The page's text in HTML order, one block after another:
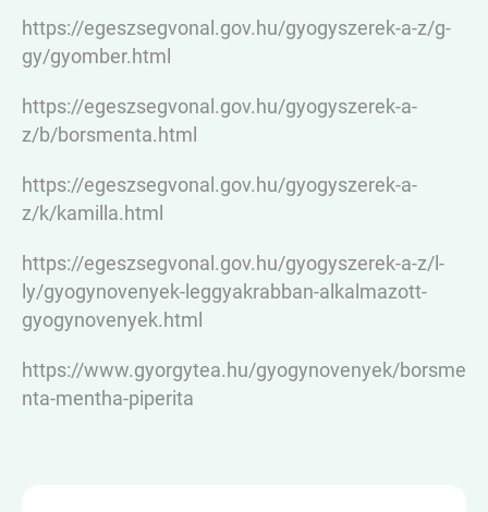
https://egeszsegvonal.gov.hu/gyogyszerek-a-z/g-
gy/gyomber.html
https://egeszsegvonal.gov.hu/gyogyszerek-a-
z/b/borsmenta.html
https://egeszsegvonal.gov.hu/gyogyszerek-a-
z/k/kamilla.html
https://egeszsegvonal.gov.hu/gyogyszerek-a-z/l-
ly/gyogynovenyek-leggyakrabban-alkalmazott-
gyogynovenyek.html
https://www.gyorgytea.hu/gyogynovenyek/borsme
nta-mentha-piperita